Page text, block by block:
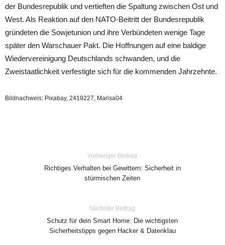
der Bundesrepublik und vertieften die Spaltung zwischen Ost und
West. Als Reaktion auf den NATO-Beitritt der Bundesrepublik
gründeten die Sowjetunion und ihre Verbündeten wenige Tage
später den Warschauer Pakt. Die Hoffnungen auf eine baldige
Wiedervereinigung Deutschlands schwanden, und die
Zweistaatlichkeit verfestigte sich für die kommenden Jahrzehnte.
Bildnachweis: Pixabay, 2419227, Marisa04
Vorheriger Beitrag
Richtiges Verhalten bei Gewittern: Sicherheit in
stürmischen Zeiten
Nächster Beitrag
Schutz für dein Smart Home: Die wichtigsten
Sicherheitstipps gegen Hacker & Datenklau